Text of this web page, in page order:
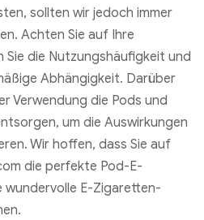
sollten wir jedoch immer
Achten Sie auf Ihre
die Nutzungshäufigkeit und
Abhängigkeit. Darüber
Verwendung die Pods und
um die Auswirkungen
Wir hoffen, dass Sie auf
die perfekte Pod-E-
wundervolle E-Zigaretten-